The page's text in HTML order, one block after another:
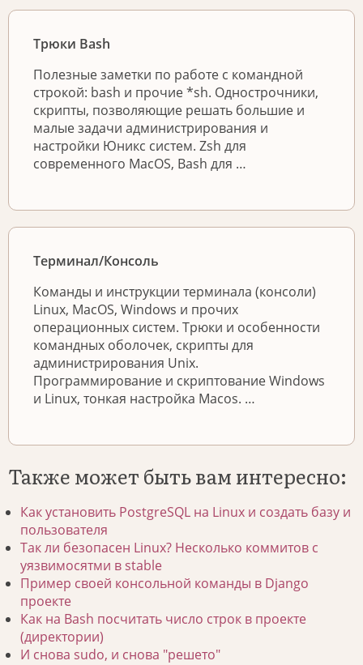
Трюки Bash
Полезные заметки по работе с командной
строкой: bash и прочие *sh. Однострочники,
скрипты, позволяющие решать большие и
малые задачи администрирования и
настройки Юникс систем. Zsh для
современного MacOS, Bash для …
Терминал/Консоль
Команды и инструкции терминала (консоли)
Linux, MacOS, Windows и прочих
операционных систем. Трюки и особенности
командных оболочек, скрипты для
администрирования Unix.
Программирование и скриптование Windows
и Linux, тонкая настройка Macos. …
Также может быть вам интересно:
Как установить PostgreSQL на Linux и создать базу и
пользователя
Так ли безопасен Linux? Несколько коммитов с
уязвимосятми в stable
Пример своей консольной команды в Django
проекте
Как на Bash посчитать число строк в проекте
(директории)
И снова sudo, и снова "решето"